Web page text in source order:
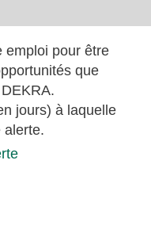
emploi pour être
que
jours) à laquelle
alerte.